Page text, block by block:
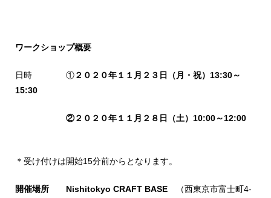
ワークショップ概要
日時 ①２０２０年１１月２３日（月・祝）13:30～
15:30
②２０２０年１１月２８日（土）10:00～12:00
＊受け付けは開始15分前からとなります。
開催場所 Nishitokyo CRAFT BASE （西東京市富士町4-